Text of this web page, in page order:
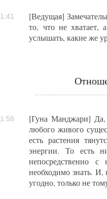
[Ведущая]
то, что не хватает,
услышать, какие же
[Гуна Манджари] Да,
любого живого
есть растения
энергии. То есть
непосредственно
необходимо знать. И,
угодно, только не